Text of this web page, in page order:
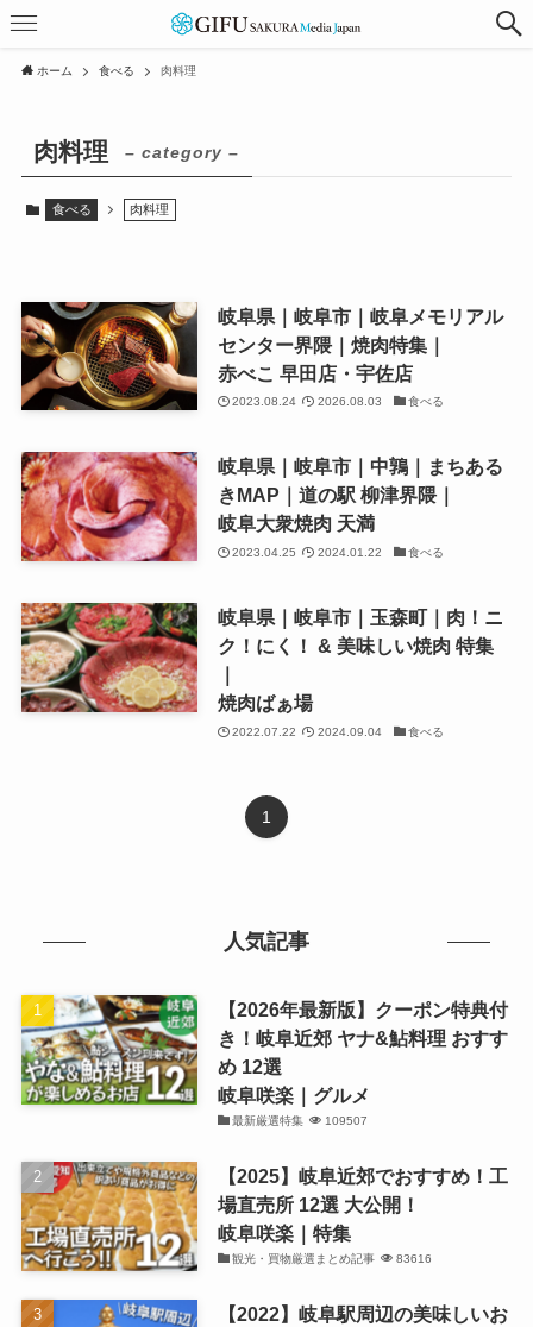
ホーム 食べる 肉料理
肉料理 – category –
食べる 肉料理
岐阜県｜岐阜市｜岐阜メモリアル
センター界隈｜焼肉特集｜
赤べこ 早田店・宇佐店
2023.08.24 2026.08.03 食べる
岐阜県｜岐阜市｜中鶉｜まちある
きMAP｜道の駅 柳津界隈｜
岐阜大衆焼肉 天満
2023.04.25 2024.01.22 食べる
岐阜県｜岐阜市｜玉森町｜肉！ニ
ク！にく！ & 美味しい焼肉 特集
｜
焼肉ばぁ場
2022.07.22 2024.09.04 食べる
1
人気記事
【2026年最新版】クーポン特典付
き！岐阜近郊 ヤナ&鮎料理 おすす
め 12選
岐阜咲楽｜グルメ
最新厳選特集 109507
【2025】岐阜近郊でおすすめ！工
場直売所 12選 大公開！
岐阜咲楽｜特集
観光・買物厳選まとめ記事 83616
【2022】岐阜駅周辺の美味しいお